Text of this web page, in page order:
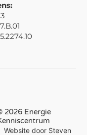
2026 Energie
Website door Steven